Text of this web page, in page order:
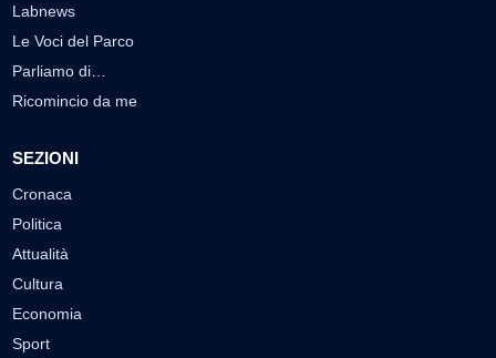
Labnews
Le Voci del Parco
Parliamo di…
Ricomincio da me
SEZIONI
Cronaca
Politica
Attualità
Cultura
Economia
Sport